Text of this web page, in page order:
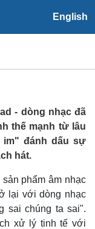
English
tiết
đau khổ
MV
- dòng nhạc đã
thế mạnh từ lâu
im" đánh dấu sự
hát.
phẩm âm nhạc
lại với dòng nhạc
sai chúng ta sai".
xử lý tinh tế với